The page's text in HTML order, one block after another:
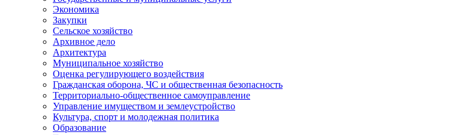
Экономика
Закупки
Сельское хозяйство
Архивное дело
Архитектура
Муниципальное хозяйство
Оценка регулирующего воздействия
Гражданская оборона, ЧС и общественная безопасность
Территориально-общественное самоуправление
Управление имуществом и землеустройство
Культура, спорт и молодежная политика
Образование